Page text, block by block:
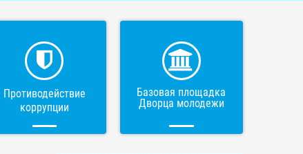
Противодействие
коррупции
Базовая площадка
Дворца молодежи